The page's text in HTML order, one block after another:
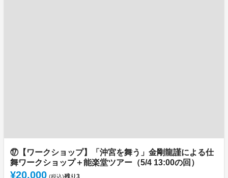
⑰【ワークショップ】「沖宮を舞う」金剛龍謹による仕
舞ワークショップ＋能楽堂ツアー（5/4 13:00の回）
¥20,000 (税込)残り3